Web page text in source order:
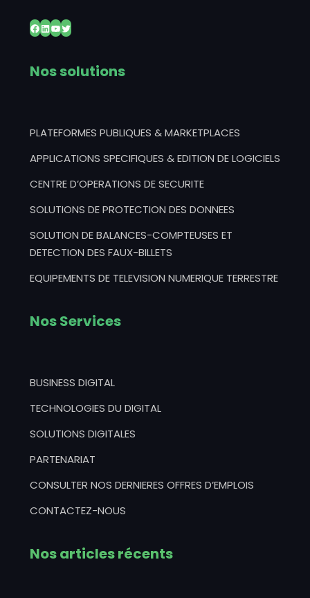
Facebook
LinkedIn
YouTube
Twitter
Nos solutions
PLATEFORMES PUBLIQUES & MARKETPLACES
APPLICATIONS SPECIFIQUES & EDITION DE LOGICIELS
CENTRE D’OPERATIONS DE SECURITE
SOLUTIONS DE PROTECTION DES DONNEES
SOLUTION DE BALANCES-COMPTEUSES ET
DETECTION DES FAUX-BILLETS
EQUIPEMENTS DE TELEVISION NUMERIQUE TERRESTRE
Nos Services
BUSINESS DIGITAL
TECHNOLOGIES DU DIGITAL
SOLUTIONS DIGITALES
PARTENARIAT
CONSULTER NOS DERNIERES OFFRES D’EMPLOIS
CONTACTEZ-NOUS
Nos articles récents